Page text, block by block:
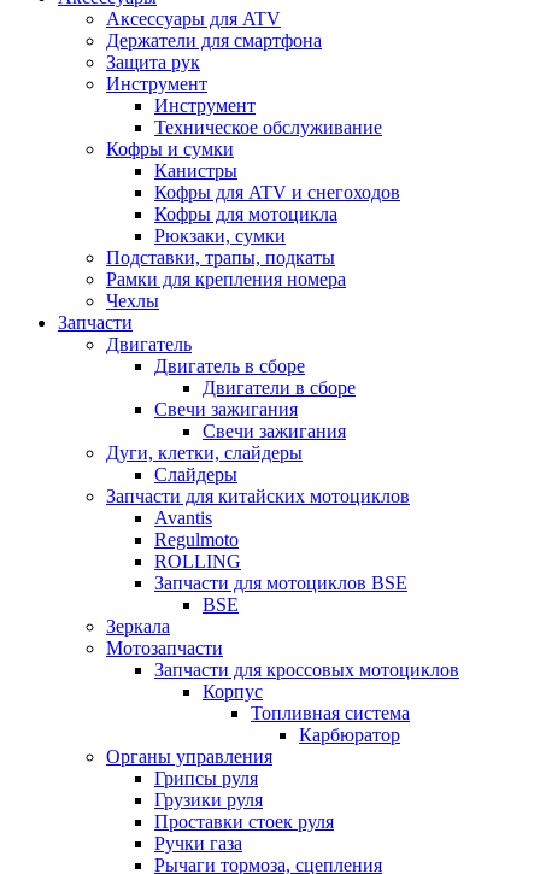
Аксессуары для ATV
Держатели для смартфона
Защита рук
Инструмент
Инструмент
Техническое обслуживание
Кофры и сумки
Канистры
Кофры для ATV и снегоходов
Кофры для мотоцикла
Рюкзаки, сумки
Подставки, трапы, подкаты
Рамки для крепления номера
Чехлы
Запчасти
Двигатель
Двигатель в сборе
Двигатели в сборе
Свечи зажигания
Свечи зажигания
Дуги, клетки, слайдеры
Слайдеры
Запчасти для китайских мотоциклов
Avantis
Regulmoto
ROLLING
Запчасти для мотоциклов BSE
BSE
Зеркала
Мотозапчасти
Запчасти для кроссовых мотоциклов
Корпус
Топливная система
Карбюратор
Органы управления
Грипсы руля
Грузики руля
Проставки стоек руля
Ручки газа
Рычаги тормоза, сцепления